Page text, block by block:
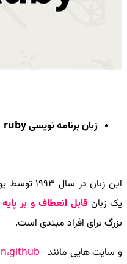
زبان برنامه نویسیruby
این زبان
یک زبان قابل انعطاف و بر پایه
بزرگ برای افراد مبتدی است.
و سایت هایی مانند github،